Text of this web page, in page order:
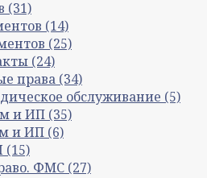
(31)
(14)
(25)
(24)
права (34)
обслуживание (5)
и ИП (35)
и ИП (6)
(15)
ФМС (27)